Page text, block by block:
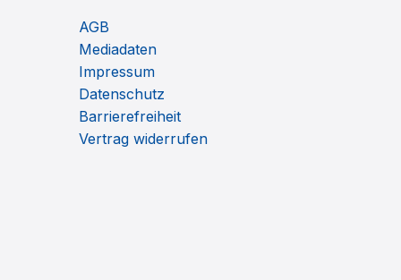
AGB
Mediadaten
Impressum
Datenschutz
Barrierefreiheit
Vertrag widerrufen